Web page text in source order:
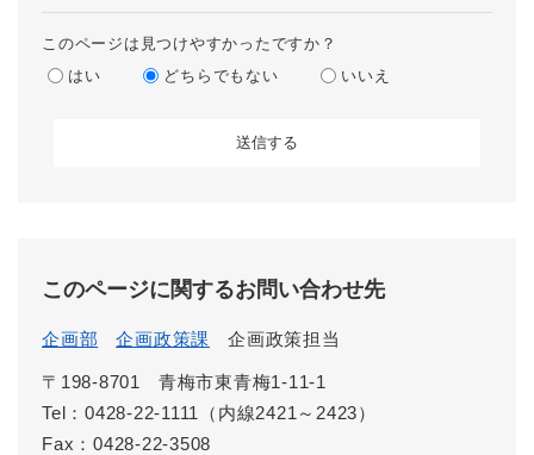
このページは見つけやすかったですか？
はい
どちらでもない いいえ
このページに関するお問い合わせ先
企画部 企画政策課 企画政策担当
〒198-8701
青梅市東青梅1-11-1
Tel：0428-22-1111（内線2421～2423）
Fax：0428-22-3508